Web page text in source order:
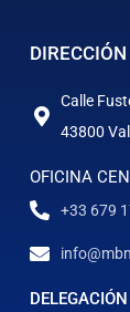
DIRECCIÓN
Calle
43800
OFICINA
+33 679